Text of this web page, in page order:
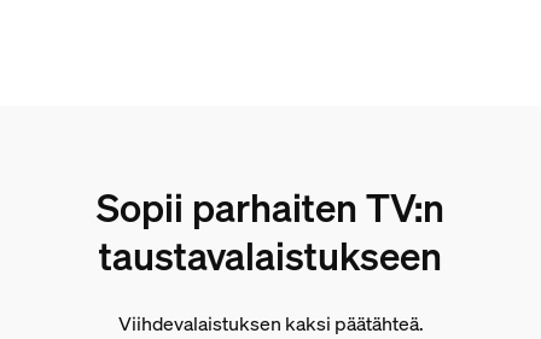
Sopii parhaiten TV:n
taustavalaistukseen
Viihdevalaistuksen kaksi päätähteä.